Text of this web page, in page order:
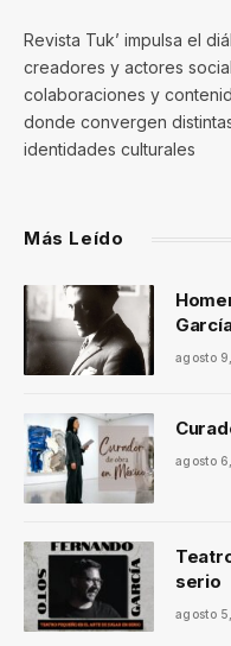
Revista Tuk’ impulsa el
creadores y actores
colaboraciones y
donde convergen
identidades culturales
Más Leído
agosto
agosto
serio
agosto